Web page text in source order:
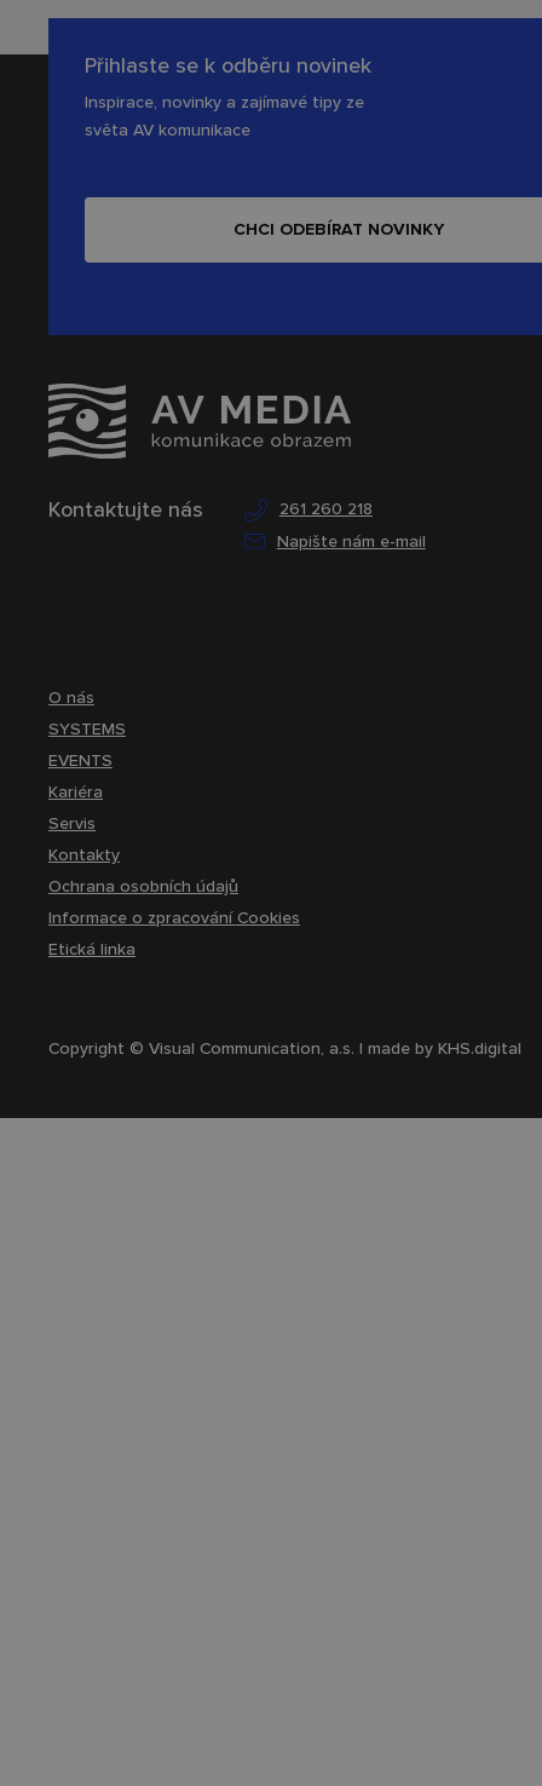
Kontaktujte nás
261 260 218
Napište nám e-mail
Přihlaste se k odběru novinek
Inspirace, novinky a zajímavé tipy ze
světa AV komunikace
CHCI ODEBÍRAT NOVINKY
O nás
SYSTEMS
EVENTS
Kariéra
Servis
Kontakty
Ochrana osobních údajů
Informace o zpracování Cookies
Etická linka
Copyright © Visual Communication, a.s. | made byKHS.digital